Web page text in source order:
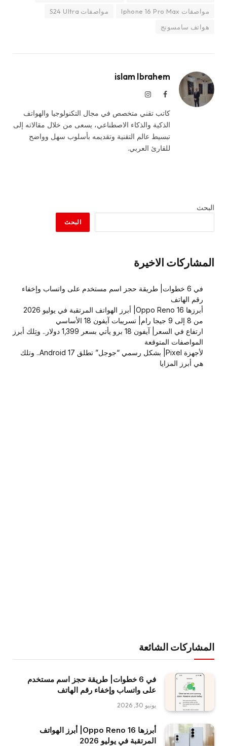
مواصفات Iphone 16 Pro Max
مواصفات S24 Ultra
هواتف سامسونج
islam Ibrahem
فيسبوكالانستغرام
كاتب تقني متخصص في مجال التكنولوجيا والهواتف
الذكية والذكاء الاصطناعي، يسعى من خلال مقالاته إلى
تبسيط عالم التقنية وتقديمه بأسلوب سهل وواضح
للقارئ العربي.
البحث
البحث
المشاركات الاخيرة
في 6 خطوات| طريقة حجز اسم مستخدم على واتساب وإخفاء
رقم الهاتف
أبرزها Oppo Reno 16| أبرز الهواتف المرتقبة في يوليو 2026
من 8 إلى 9 جيجا رام| تسريبات آيفون 18 الأساسي
ارتفاع في السعر| آيفون 18 برو يأتي بسعر 1,399 دولار.. وتِلك أبرز
المواصفات المتوقعة
لأجهزة Pixel| بشكل رسمي “جوجل” تطلق Android 17.. وتلك
هي أبرز المزايا
المشاركات الشائعة
في 6 خطوات| طريقة حجز اسم مستخدم
على واتساب وإخفاء رقم الهاتف
يونيو 30, 2026
أبرزها Oppo Reno 16| أبرز الهواتف
المرتقبة في يوليو 2026